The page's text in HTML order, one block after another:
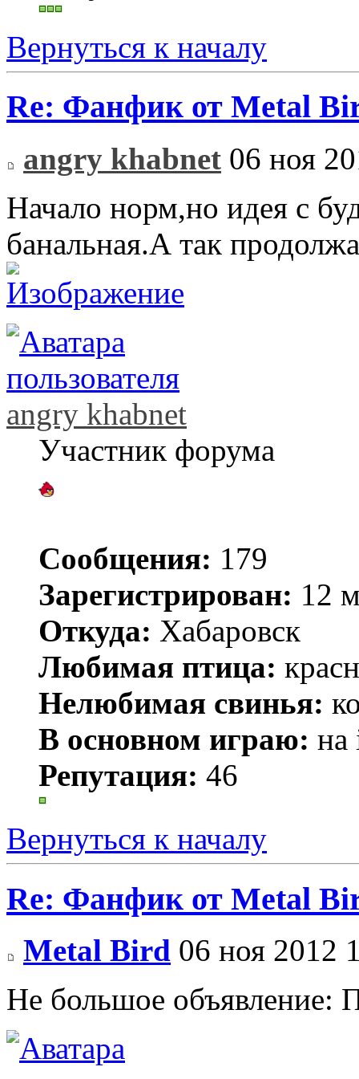
Вернуться к началу
Re: Фанфик от Metal
angry khabnet 06 ноя
Начало норм,но идея с
банальная.А так
angry khabnet
Участник форума
Сообщения: 179
Зарегистрирован: 12
Откуда: Хабаровск
Любимая птица:
Нелюбимая свинья:
В основном играю: на
Репутация: 46
Вернуться к началу
Re: Фанфик от Metal
Metal Bird 06 ноя 2012
Не большое объявление: